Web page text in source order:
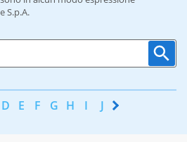
S.p.A.
D E F G H I J K